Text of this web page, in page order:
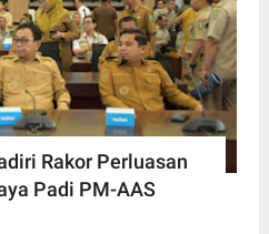
Rakor Perluasan
Padi PM-AAS